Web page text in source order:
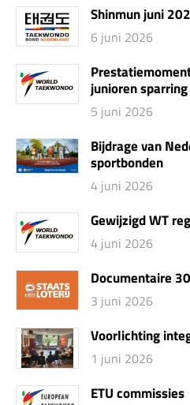
Shinmun juni
6 juni 2026
junioren
5 juni 2026
Bijdrage van
sportbonden
4 juni 2026
Gewijzigd WT
4 juni 2026
Documentaire
3 juni 2026
Voorlichting
1 juni 2026
ETU commissies